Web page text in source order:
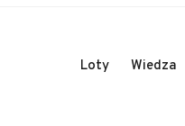
Loty Wiedza